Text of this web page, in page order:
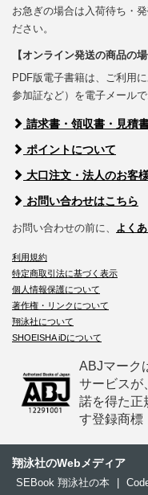
お急ぎの場合は入荷待ち・
ださい。
【オンライン発送の商品の場
PDF版電子書籍は、ご利用
参加証など）を電子メールで
請求書・領収書・見積
ポイントについて
大口注文・法人のお客
お問い合わせはこちら
お問い合わせの前に、 よく
利用規約
特定商取引法に基づく表示
個人情報保護について
著作権・リンクについて
翔泳社について
SHOEISHA iDについて
ABJマーク
サービスが
諾を得た正
す登録商標
翔泳社のWebメディア
SEBook 翔泳社の本